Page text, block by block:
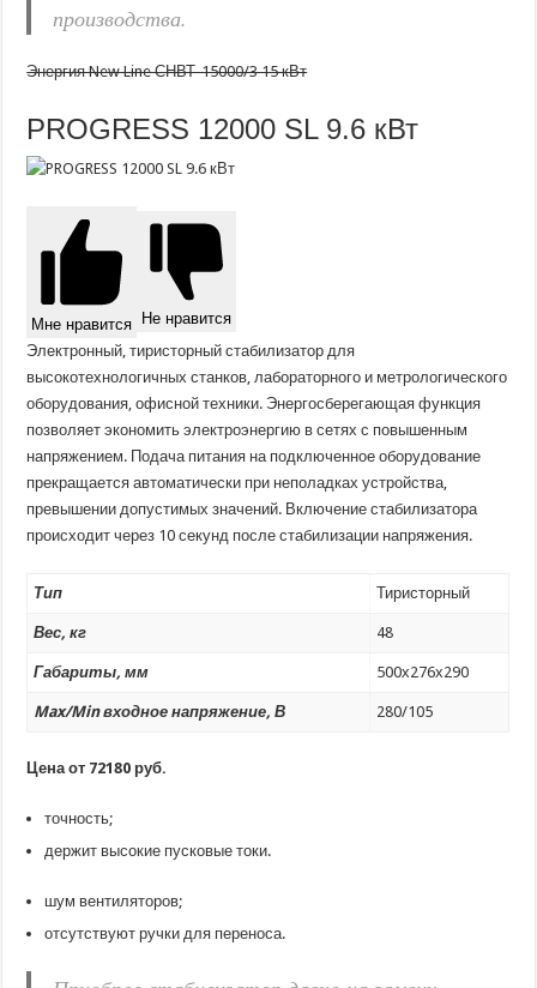
производства.
Энергия New Line СНВТ-15000/3 15 кВт
PROGRESS 12000 SL 9.6 кВт
Мне нравится
Не нравится
Электронный, тиристорный стабилизатор для
высокотехнологичных станков, лабораторного и метрологического
оборудования, офисной техники. Энергосберегающая функция
позволяет экономить электроэнергию в сетях с повышенным
напряжением. Подача питания на подключенное оборудование
прекращается автоматически при неполадках устройства,
превышении допустимых значений. Включение стабилизатора
происходит через 10 секунд после стабилизации напряжения.
Тип Тиристорный
Вес, кг 48
Габариты, мм 500х276х290
Max/Min входное напряжение, В 280/105
Цена от 72180 руб.
точность;
держит высокие пусковые токи.
шум вентиляторов;
отсутствуют ручки для переноса.